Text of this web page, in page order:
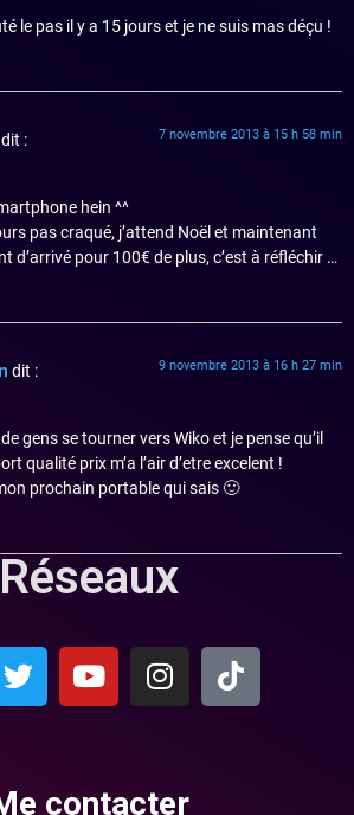
le pas il y a 15 jours et je ne suis mas déçu !
dit : 7 novembre 2013 à 15 h 58 min
hein ^^
pas craqué, j’attend Noël et maintenant
d’arrivé pour 100€ de plus, c’est à réfléchir …
dit : 9 novembre 2013 à 16 h 27 min
gens se tourner vers Wiko et je pense qu’il
qualité prix m’a l’air d’etre excelent !
prochain portable qui sais 🙂
Réseaux
contacter